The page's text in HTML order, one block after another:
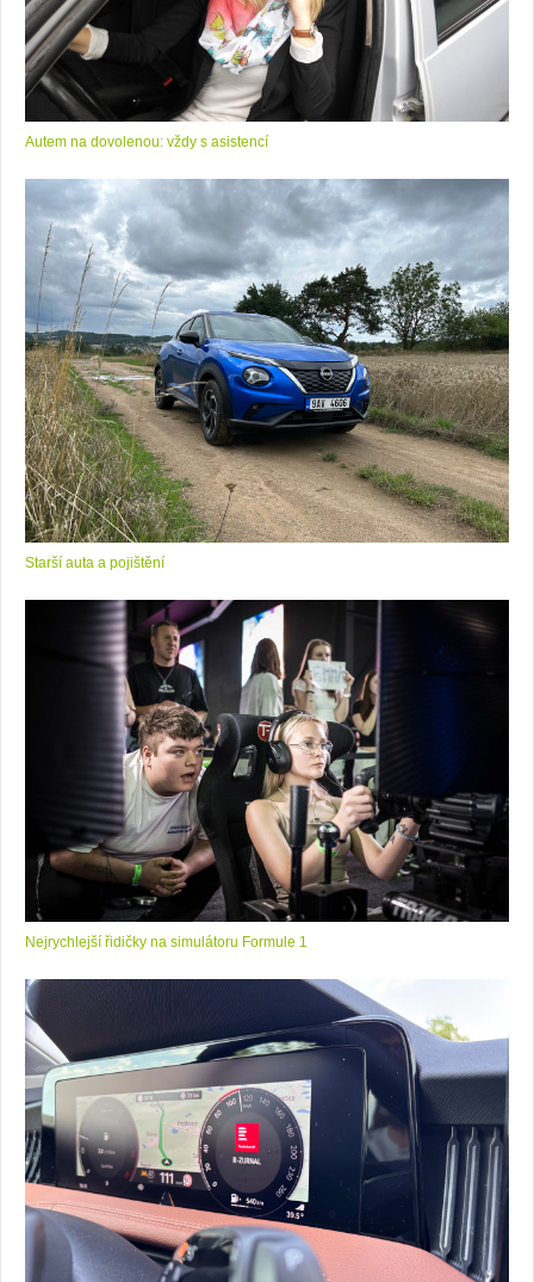
Autem na dovolenou: vždy s asistencí
Starší auta a pojištění
Nejrychlejší řidičky na simulátoru Formule 1